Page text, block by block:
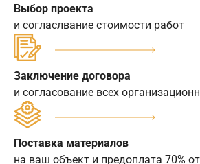
Выбор проекта
и согласлвание стоимости работ
Заключение договора
и согласование всех
Поставка материалов
на ваш объект и предоплата 70%